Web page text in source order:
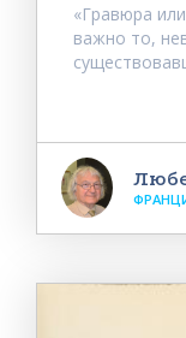
«Гравюра
важно то,